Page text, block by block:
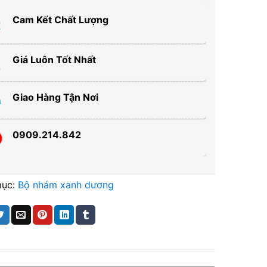
Cam Kết Chất Lượng
Giá Luôn Tốt Nhất
Giao Hàng Tận Nơi
0909.214.842
Bộ nhám xanh dương